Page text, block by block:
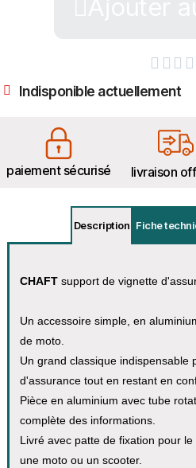
   
Indisponible actuellement
paiement sécurisé livraison
Description Fiche
CHAFT support de vignette
Un accessoire simple, en
de moto.
Un grand classique indispensable
d'assurance tout en restant en
Pièce en aluminium avec tube
complète des informations.
Livré avec patte de fixation pour
une moto ou un scooter.